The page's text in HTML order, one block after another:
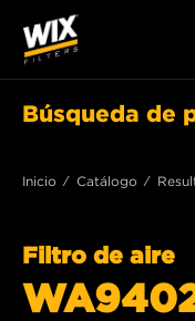
Búsqueda de
Inicio Catálogo
Filtro de aire